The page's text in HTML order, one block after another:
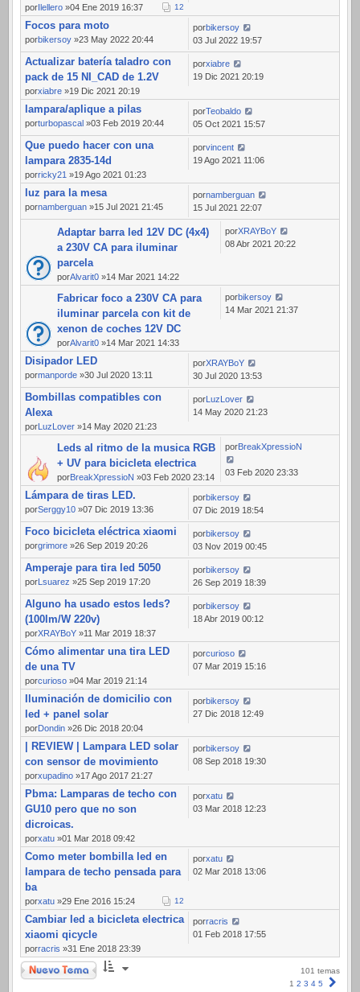
porIlellero »04 Ene 2019 16:37 12
Focos para moto
porbikersoy »23 May 2022 20:44
porbikersoy
03 Jul 2022 19:57
Actualizar batería taladro con
pack de 15 NI_CAD de 1.2V
porxiabre »19 Dic 2021 20:19
porxiabre
19 Dic 2021 20:19
lampara/aplique a pilas
porturbopascal »03 Feb 2019 20:44
porTeobaldo
05 Oct 2021 15:57
Que puedo hacer con una
lampara 2835-14d
porricky21 »19 Ago 2021 01:23
porvincent
19 Ago 2021 11:06
luz para la mesa
pornamberguan »15 Jul 2021 21:45
pornamberguan
15 Jul 2021 22:07
Adaptar barra led 12V DC (4x4)
a 230V CA para iluminar
parcela
porAlvarit0 »14 Mar 2021 14:22
porXRAYBoY
08 Abr 2021 20:22
Fabricar foco a 230V CA para
iluminar parcela con kit de
xenon de coches 12V DC
porAlvarit0 »14 Mar 2021 14:33
porbikersoy
14 Mar 2021 21:37
Disipador LED
pormanporde »30 Jul 2020 13:11
porXRAYBoY
30 Jul 2020 13:53
Bombillas compatibles con
Alexa
porLuzLover »14 May 2020 21:23
porLuzLover
14 May 2020 21:23
Leds al ritmo de la musica RGB
+ UV para bicicleta electrica
porBreakXpressioN »03 Feb 2020 23:14
porBreakXpressioN
03 Feb 2020 23:33
Lámpara de tiras LED.
porSerggy10 »07 Dic 2019 13:36
porbikersoy
07 Dic 2019 18:54
Foco bicicleta eléctrica xiaomi
porgrimore »26 Sep 2019 20:26
porbikersoy
03 Nov 2019 00:45
Amperaje para tira led 5050
porLsuarez »25 Sep 2019 17:20
porbikersoy
26 Sep 2019 18:39
Alguno ha usado estos leds?
(100lm/W 220v)
porXRAYBoY »11 Mar 2019 18:37
porbikersoy
18 Abr 2019 00:12
Cómo alimentar una tira LED
de una TV
porcurioso »04 Mar 2019 21:14
porcurioso
07 Mar 2019 15:16
Iluminación de domicilio con
led + panel solar
porDondin »26 Dic 2018 20:04
porbikersoy
27 Dic 2018 12:49
| REVIEW | Lampara LED solar
con sensor de movimiento
porxupadino »17 Ago 2017 21:27
porbikersoy
08 Sep 2018 19:30
Pbma: Lamparas de techo con
GU10 pero que no son
dicroicas.
porxatu »01 Mar 2018 09:42
porxatu
03 Mar 2018 12:23
Como meter bombilla led en
lampara de techo pensada para
ba
porxatu »29 Ene 2016 15:24 12
porxatu
02 Mar 2018 13:06
Cambiar led a bicicleta electrica
xiaomi qicycle
porracris »31 Ene 2018 23:39
porracris
01 Feb 2018 17:55
Nuevo Tema
101 temas
1 2 3 4 5